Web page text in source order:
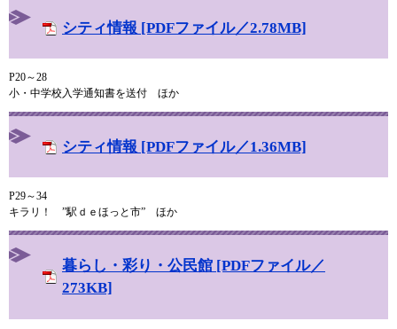
シティ情報 [PDFファイル／2.78MB]
P20～28
小・中学校入学通知書を送付 ほか
シティ情報 [PDFファイル／1.36MB]
P29～34
キラリ！ ”駅ｄｅほっと市” ほか
暮らし・彩り・公民館 [PDFファイル／
273KB]